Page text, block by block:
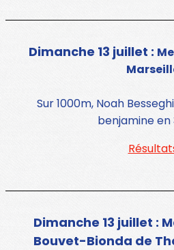
Dimanche 13 juillet :
Sur 1000m, Noah
benjamine en
Dimanche 13 juillet :
Bouvet-Bionda de